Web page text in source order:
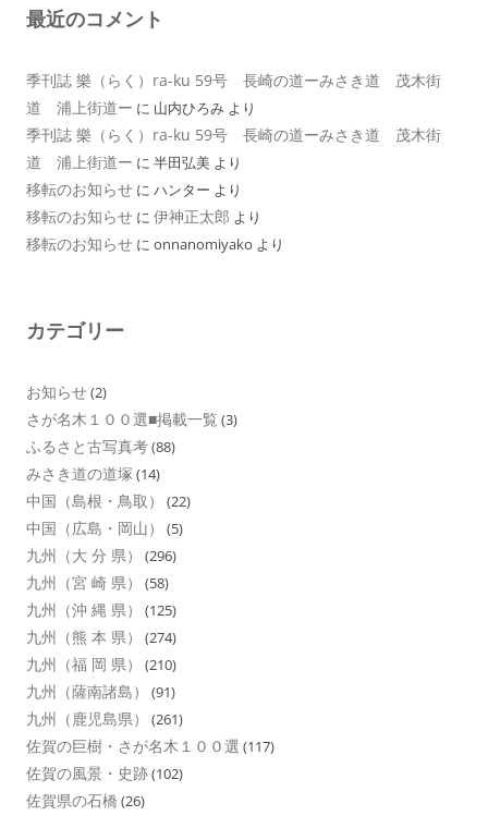
最近のコメント
季刊誌 樂（らく）ra-ku 59号 長崎の道ーみさき道 茂木街
道 浦上街道ー に 山内ひろみ より
季刊誌 樂（らく）ra-ku 59号 長崎の道ーみさき道 茂木街
道 浦上街道ー に 半田弘美 より
移転のお知らせ に ハンター より
移転のお知らせ に 伊神正太郎 より
移転のお知らせ に onnanomiyako より
カテゴリー
お知らせ(2)
さが名木１００選■掲載一覧 (3)
ふるさと古写真考(88)
みさき道の道塚 (14)
中国（島根・鳥取） (22)
中国（広島・岡山） (5)
九州（大 分 県） (296)
九州（宮 崎 県） (58)
九州（沖 縄 県） (125)
九州（熊 本 県） (274)
九州（福 岡 県） (210)
九州（薩南諸島） (91)
九州（鹿児島県） (261)
佐賀の巨樹・さが名木１００選 (117)
佐賀の風景・史跡(102)
佐賀県の石橋 (26)